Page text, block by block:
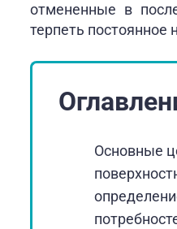
отмененные в
терпеть постоянное
Основные